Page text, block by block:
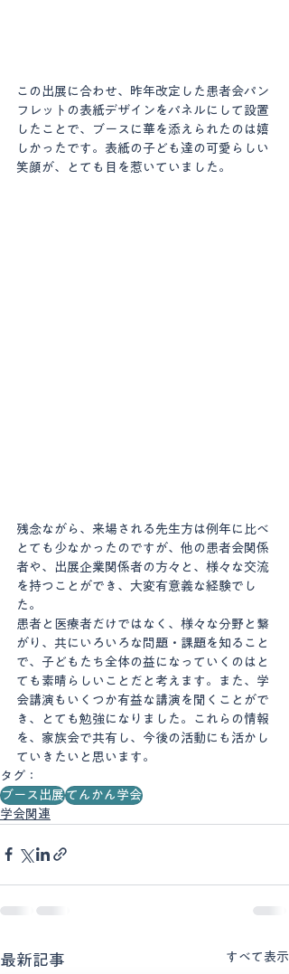
この出展に合わせ、昨年改定した患者会パン
フレットの表紙デザインをパネルにして設置
したことで、ブースに華を添えられたのは嬉
しかったです。表紙の子ども達の可愛らしい
笑顔が、とても目を惹いていました。
残念ながら、来場される先生方は例年に比べ
とても少なかったのですが、他の患者会関係
者や、出展企業関係者の方々と、様々な交流
を持つことができ、大変有意義な経験でし
た。
患者と医療者だけではなく、様々な分野と繋
がり、共にいろいろな問題・課題を知ること
で、子どもたち全体の益になっていくのはと
ても素晴らしいことだと考えます。また、学
会講演もいくつか有益な講演を聞くことがで
き、とても勉強になりました。これらの情報
を、家族会で共有し、今後の活動にも活かし
ていきたいと思います。
タグ：
ブース出展てんかん学会
学会関連
最新記事 すべて表示